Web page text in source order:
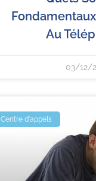
Au
03/12/
Centre d'appels